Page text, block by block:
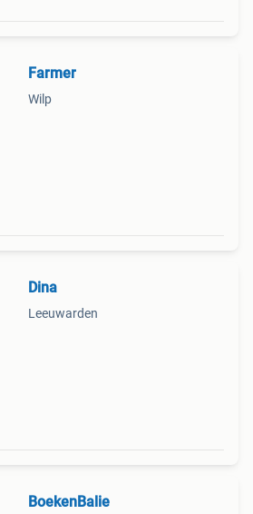
Farmer
Wilp
Dina
Leeuwarden
BoekenBalie